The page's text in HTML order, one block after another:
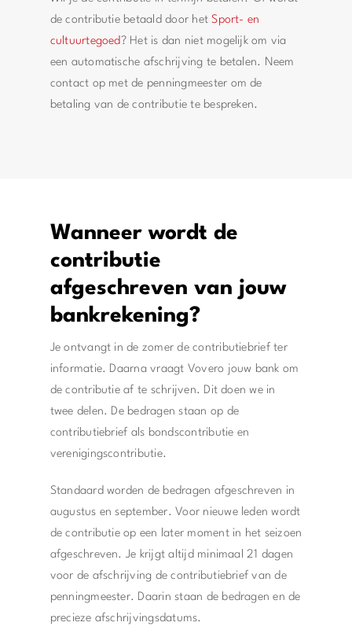
de contributie betaald door hetSport- en
cultuurtegoed? Het is dan niet mogelijk om via
een automatische afschrijving te betalen. Neem
contact op met de penningmeester om de
betaling van de contributie te bespreken.
Wanneer wordt de
contributie
afgeschreven van jouw
bankrekening?
Je ontvangt in de zomer de contributiebrief ter
informatie. Daarna vraagt Vovero jouw bank om
de contributie af te schrijven. Dit doen we in
twee delen. De bedragen staan op de
contributiebrief als bondscontributie en
verenigingscontributie.
Standaard worden de bedragen afgeschreven in
augustus en september. Voor nieuwe leden wordt
de contributie op een later moment in het seizoen
afgeschreven. Je krijgt altijd minimaal 21 dagen
voor de afschrijving de contributiebrief van de
penningmeester. Daarin staan de bedragen en de
precieze afschrijvingsdatums.